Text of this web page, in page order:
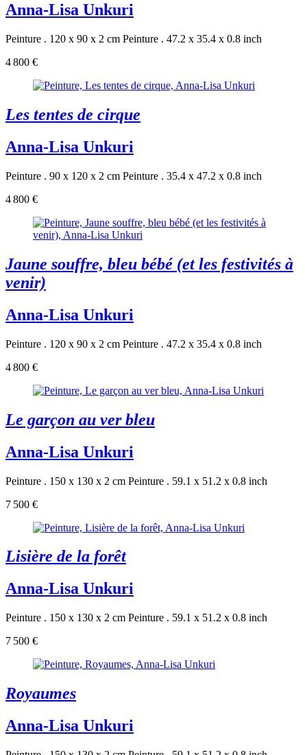
Anna-Lisa Unkuri
Peinture . 120 x 90 x 2 cm Peinture . 47.2 x 35.4 x 0.8 inch
4 800 €
Les tentes de cirque
Anna-Lisa Unkuri
Peinture . 90 x 120 x 2 cm Peinture . 35.4 x 47.2 x 0.8 inch
4 800 €
Jaune souffre, bleu bébé (et les festivités à
venir)
Anna-Lisa Unkuri
Peinture . 120 x 90 x 2 cm Peinture . 47.2 x 35.4 x 0.8 inch
4 800 €
Le garçon au ver bleu
Anna-Lisa Unkuri
Peinture . 150 x 130 x 2 cm Peinture . 59.1 x 51.2 x 0.8 inch
7 500 €
Lisière de la forêt
Anna-Lisa Unkuri
Peinture . 150 x 130 x 2 cm Peinture . 59.1 x 51.2 x 0.8 inch
7 500 €
Royaumes
Anna-Lisa Unkuri